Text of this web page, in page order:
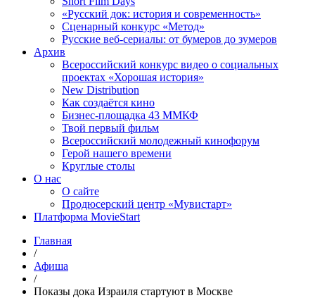
«Русский док: история и современность»
Сценарный конкурс «Метод»
Русские веб-сериалы: от бумеров до зумеров
Архив
Всероссийский конкурс видео о социальных
проектах «Хорошая история»
New Distribution
Как создаётся кино
Бизнес-площадка 43 ММКФ
Твой первый фильм
Всероссийский молодежный кинофорум
Герой нашего времени
Круглые столы
О нас
О сайте
Продюсерский центр «Мувистарт»
Платформа MovieStart
Главная
/
Афиша
/
Показы дока Израиля стартуют в Москве